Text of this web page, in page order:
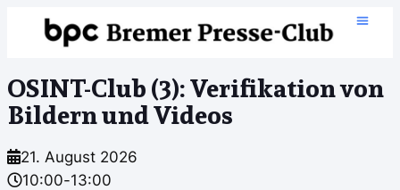
OSINT-Club (3): Verifikation von
Bildern und Videos
21. August 2026
10:00-13:00